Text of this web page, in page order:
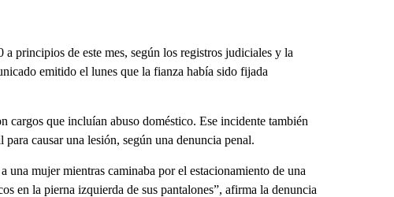
principios de este mes, según los registros judiciales y la
emitido el lunes que la fianza había sido fijada
que incluían abuso doméstico. Ese incidente también
causar una lesión, según una denuncia penal.
mujer mientras caminaba por el estacionamiento de una
en la pierna izquierda de sus pantalones”, afirma la denuncia